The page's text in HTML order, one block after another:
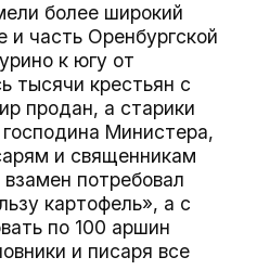
более широкий
и часть Оренбургской
к югу от
тысячи крестьян с
продан, а старики
Министера,
и священникам
потребовал
картофель», а с
по 100 аршин
и писаря все